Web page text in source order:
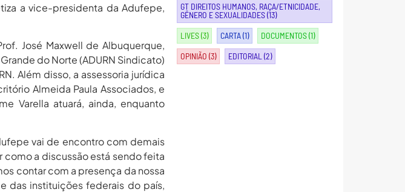
a vice-presidenta da Adufepe,
José Maxwell de Albuquerque,
do Norte (ADURN Sindicato)
Além disso, a assessoria jurídica
Almeida Paula Associados, e
Varella atuará, ainda, enquanto
vai de encontro com demais
a discussão está sendo feita
contar com a presença da nossa
das instituições federais do país,
GT DIREITOS HUMANOS, RAÇA/ETNICIDADE,
GÊNERO E SEXUALIDADES(13)
LIVES(3) CARTA(1) DOCUMENTOS(1)
OPINIÃO (3) EDITORIAL (2)